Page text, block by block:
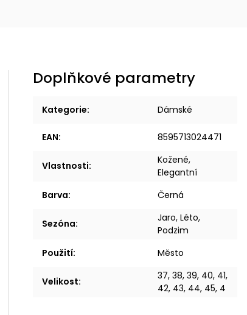
Doplňkové parametry
Kategorie: Dámské
EAN: 8595713024471
Vlastnosti:
Kožené,
Elegantní
Barva: Černá
Sezóna:
Jaro, Léto,
Podzim
Použití: Město
Velikost:
37, 38, 39, 40, 41,
42, 43, 44, 45, 4